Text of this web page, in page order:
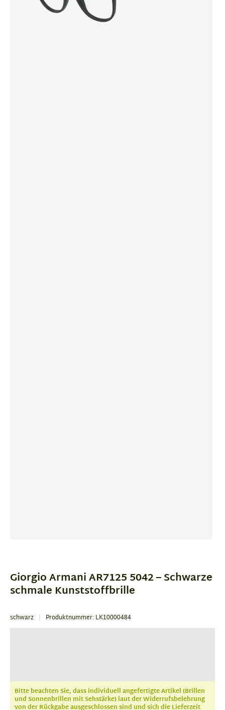
1
Giorgio Armani AR7125 5042 – Schwarze
schmale Kunststoffbrille
schwarz Produktnummer: LK10000484
Bitte beachten Sie, dass individuell angefertigte Artikel (Brillen
und Sonnenbrillen mit Sehstärke) laut der Widerrufsbelehrung
von der Rückgabe ausgeschlossen sind und sich die Lieferzeit